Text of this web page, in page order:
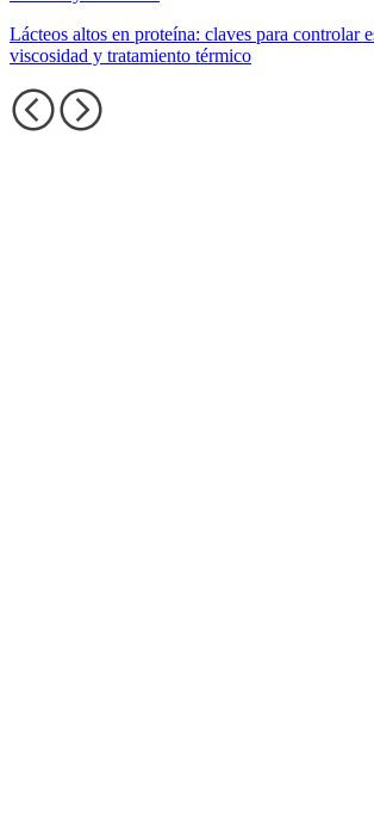
Lácteos altos en proteína: claves para controlar
viscosidad y tratamiento térmico